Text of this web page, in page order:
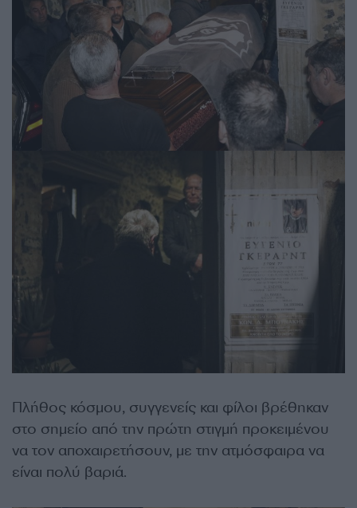
Πλήθος κόσμου, συγγενείς και φίλοι βρέθηκαν
στο σημείο από την πρώτη στιγμή προκειμένου
να τον αποχαιρετήσουν, με την ατμόσφαιρα να
είναι πολύ βαριά.